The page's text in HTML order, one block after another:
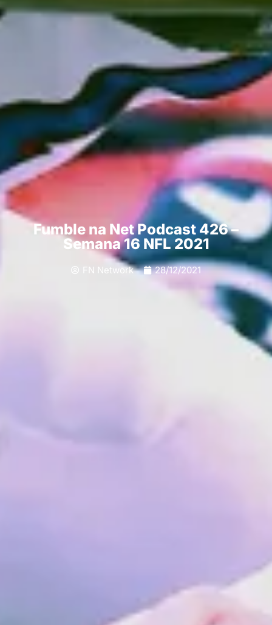
Fumble na Net Podcast 426 –
Semana 16 NFL 2021
FN Network 28/12/2021